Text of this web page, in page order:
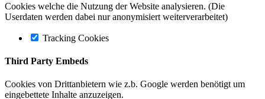
Cookies welche die Nutzung der Website analysieren. (Die
Userdaten werden dabei nur anonymisiert weiterverarbeitet)
Tracking Cookies
Third Party Embeds
Cookies von Drittanbietern wie z.b. Google werden benötigt um
eingebettete Inhalte anzuzeigen.